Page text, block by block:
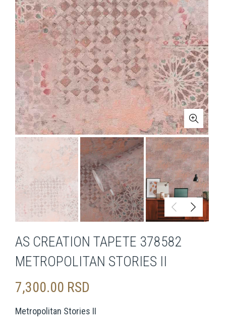
AS CREATION TAPETE 378582
METROPOLITAN STORIES II
7,300.00 RSD
Metropolitan Stories II